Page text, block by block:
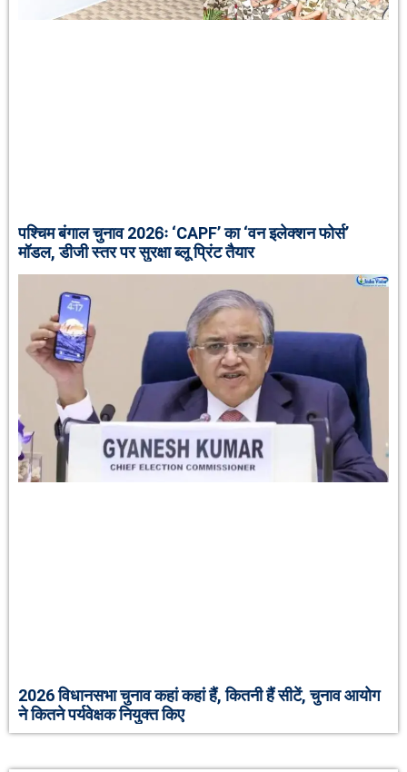
पश्चिम बंगाल चुनाव 2026ः ‘CAPF’ का ‘वन इलेक्शन फोर्स’
मॉडल, डीजी स्तर पर सुरक्षा ब्लू प्रिंट तैयार
2026 विधानसभा चुनाव कहां कहां हैं, कितनी हैं सीटें, चुनाव आयोग
ने कितने पर्यवेक्षक नियुक्त किए